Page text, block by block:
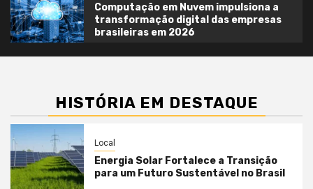
Computação em Nuvem impulsiona a
transformação digital das empresas
brasileiras em 2026
HISTÓRIA EM DESTAQUE
Local
Energia Solar Fortalece a Transição
para um Futuro Sustentável no Brasil